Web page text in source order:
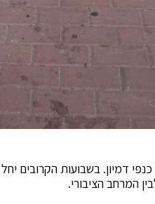
דמיון. בשבועות הקרובים
המרחב הציבורי.